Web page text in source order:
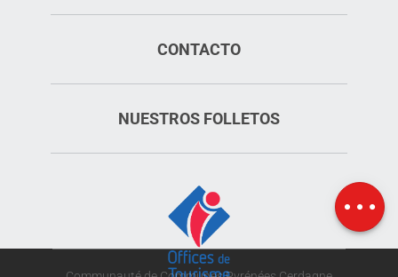
Mapa
CONTACTO
NUESTROS FOLLETOS